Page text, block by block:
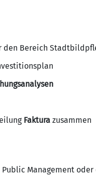
den Bereich
Faktura zusammen
Management